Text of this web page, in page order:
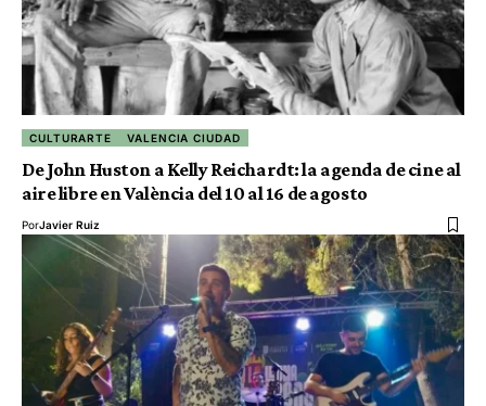
CULTURARTE VALENCIA CIUDAD
De John Huston a Kelly Reichardt: la agenda de cine al
aire libre en València del 10 al 16 de agosto
PorJavier Ruiz